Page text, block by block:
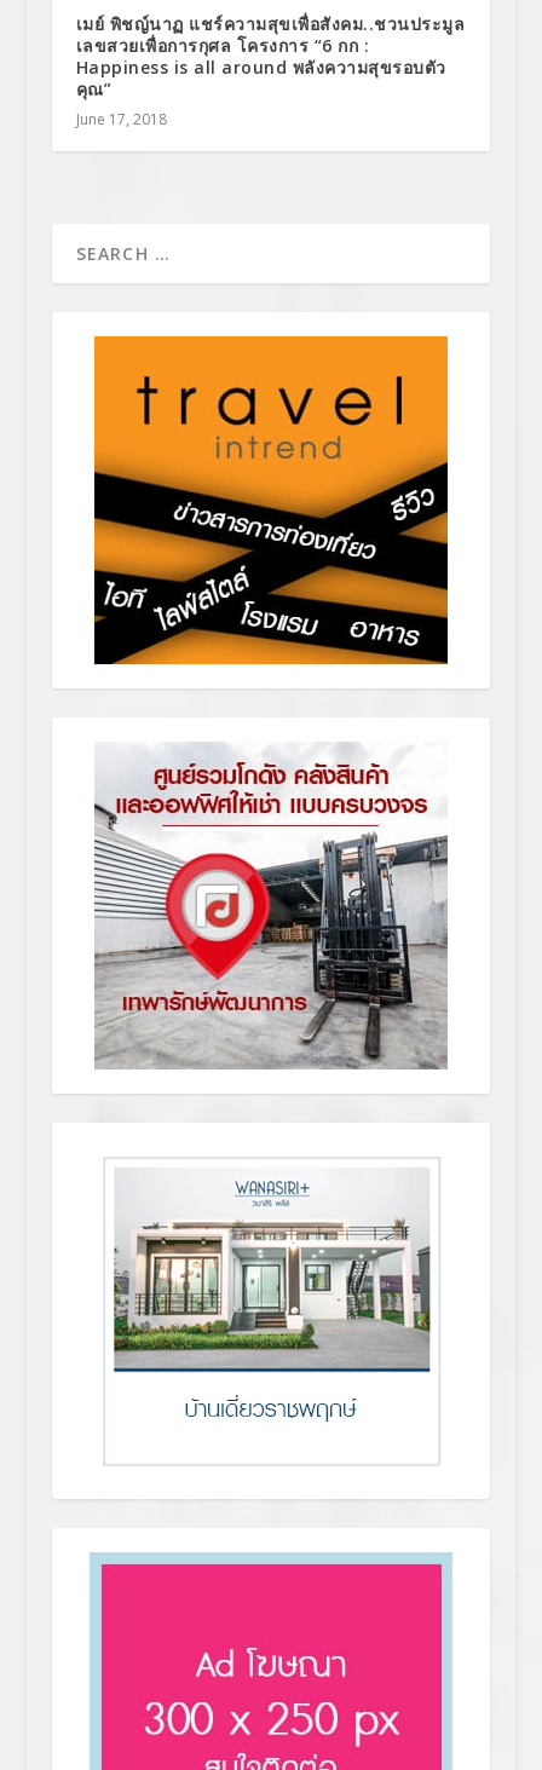
เมย์ พิชญ์นาฏ แชร์ความสุขเพื่อสังคม..ชวนประมูล
เลขสวยเพื่อการกุศล โครงการ “6 กก :
Happiness is all around พลังความสุขรอบตัว
คุณ”
June 17, 2018